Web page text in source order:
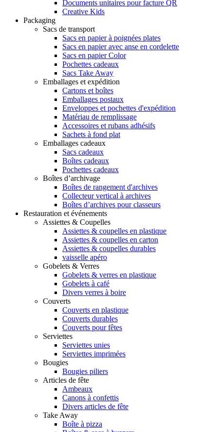
Documents unitaires pour facture QR
Creative Kids
Packaging
Sacs de transport
Sacs en papier à poignées plates
Sacs en papier avec anse en cordelette
Sacs en papier Color
Pochettes cadeaux
Sacs Take Away
Emballages et expédition
Cartons et boîtes
Emballages postaux
Enveloppes et pochettes d'expédition
Matériau de remplissage
Accessoires et rubans adhésifs
Sachets à fond plat
Emballages cadeaux
Sacs cadeaux
Boîtes cadeaux
Pochettes cadeaux
Boîtes d’archivage
Boîtes de rangement d'archives
Collecteur vertical à archives
Boîtes d’archives pour classeurs
Restauration et événements
Assiettes & Coupelles
Assiettes & coupelles en plastique
Assiettes & coupelles en carton
Assiettes & coupelles durables
vaisselle apéro
Gobelets & Verres
Gobelets & verres en plastique
Gobelets à café
Divers verres à boire
Couverts
Couverts en plastique
Couverts durables
Couverts pour fêtes
Serviettes
Serviettes unies
Serviettes imprimées
Bougies
Bougies piliers
Articles de fête
Ambeaux
Canons à confettis
Divers articles de fête
Take Away
Boîte à pizza